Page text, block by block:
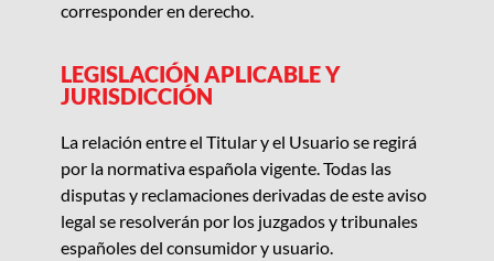
corresponder en derecho.
LEGISLACIÓN APLICABLE Y
JURISDICCIÓN
La relación entre el Titularyel Usuariose regirá
por la normativa española vigente. Todas las
disputas y reclamaciones derivadas de este aviso
legal se resolverán por los juzgados y tribunales
españolesdel consumidor y usuario.